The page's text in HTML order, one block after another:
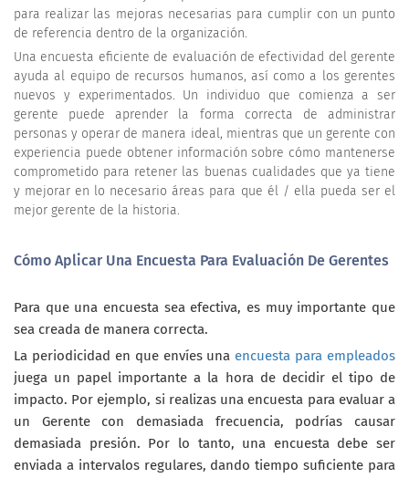
para realizar las mejoras necesarias para cumplir con un punto
de referencia dentro de la organización.
Una encuesta eficiente de evaluación de efectividad del gerente
ayuda al equipo de recursos humanos, así como a los gerentes
nuevos y experimentados. Un individuo que comienza a ser
gerente puede aprender la forma correcta de administrar
personas y operar de manera ideal, mientras que un gerente con
experiencia puede obtener información sobre cómo mantenerse
comprometido para retener las buenas cualidades que ya tiene
y mejorar en lo necesario áreas para que él / ella pueda ser el
mejor gerente de la historia.
Cómo Aplicar Una Encuesta Para Evaluación De Gerentes
Para que una encuesta sea efectiva, es muy importante que
sea creada de manera correcta.
La periodicidad en que envíes una encuesta para empleados
juega un papel importante a la hora de decidir el tipo de
impacto. Por ejemplo, si realizas una encuesta para evaluar a
un Gerente con demasiada frecuencia, podrías causar
demasiada presión. Por lo tanto, una encuesta debe ser
enviada a intervalos regulares, dando tiempo suficiente para